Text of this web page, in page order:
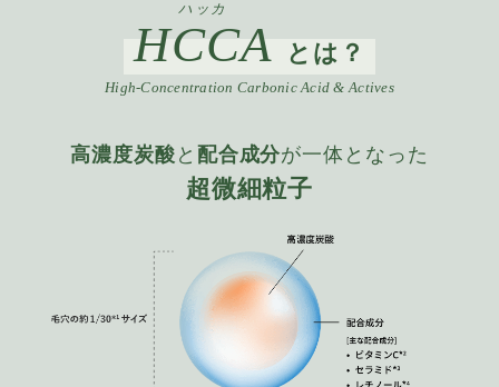
HCCA
ハッカ
とは？
High-Concentration Carbonic Acid & Actives
高濃度炭酸 と 配合成分が一体となった
超微細粒子